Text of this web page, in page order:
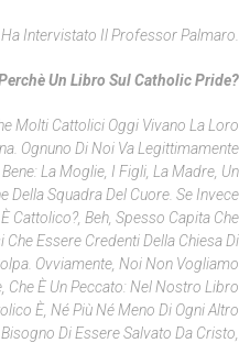
Intervistato Il Professor Palmaro.
Un Libro Sul Catholic Pride?
Molti Cattolici Oggi Vivano La Loro
Ognuno Di Noi Va Legittimamente
La Moglie, I Figli, La Madre, Un
Della Squadra Del Cuore. Se Invece
Cattolico?, Beh, Spesso Capita Che
Essere Credenti Della Chiesa Di
Ovviamente, Noi Non Vogliamo
Che È Un Peccato: Nel Nostro Libro
È, Né Più Né Meno Di Ogni Altro
Di Essere Salvato Da Cristo,